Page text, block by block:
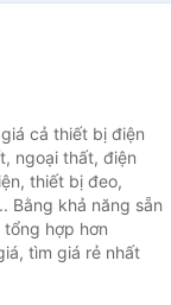
cả thiết bị điện
ngoại thất, điện
thiết bị đeo,
Bằng khả năng sẵn
hợp hơn
tìm giá rẻ nhất